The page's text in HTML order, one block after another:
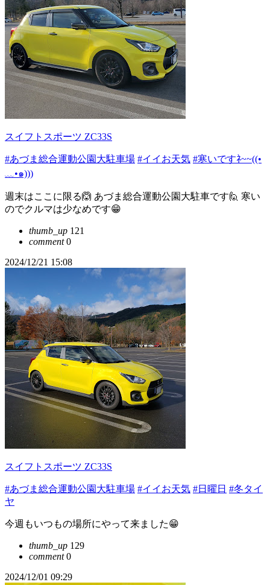
スイフトスポーツ ZC33S
#あづま総合運動公園大駐車場 #イイお天気 #寒いですﾈ~~((•
﹏•๑)))
週末はここに限る🙆 あづま総合運動公園大駐車です🙋 寒い
のでクルマは少なめです😁
thumb_up 121
comment0
2024/12/21 15:08
スイフトスポーツ ZC33S
#あづま総合運動公園大駐車場 #イイお天気 #日曜日 #冬タイ
ヤ
今週もいつもの場所にやって来ました😁
thumb_up 129
comment0
2024/12/01 09:29